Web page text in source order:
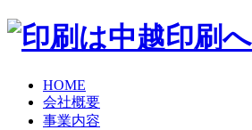
HOME
会社概要
事業内容